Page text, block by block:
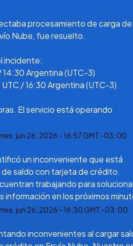
procesamiento de carga
Nube, fue resuelto.
incidente:
14:30 Argentina (UTC-3)
/ 16:30 Argentina (UTC-3)
El servicio está operando
jun 26 2026 - 16:57GMT -03: 00
un inconveniente que está
saldo con tarjeta de crédito.
trabajando para
información en los próximos
jun 26 2026 - 16:30GMT -03: 00
inconvenientes al cargar